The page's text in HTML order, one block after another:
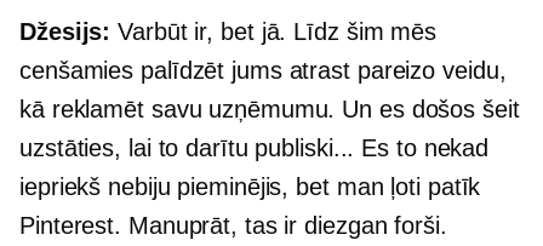
Džesijs: Varbūt ir, bet jā. Līdz šim mēs
cenšamies palīdzēt jums atrast pareizo veidu,
kā reklamēt savu uzņēmumu. Un es došos šeit
uzstāties, lai to darītu publiski... Es to nekad
iepriekš nebiju pieminējis, bet man ļoti patīk
Pinterest. Manuprāt, tas ir diezgan forši.